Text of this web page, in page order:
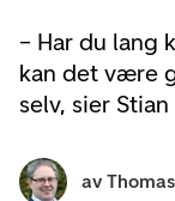
– Har du lang
kan det være
selv, sier
av